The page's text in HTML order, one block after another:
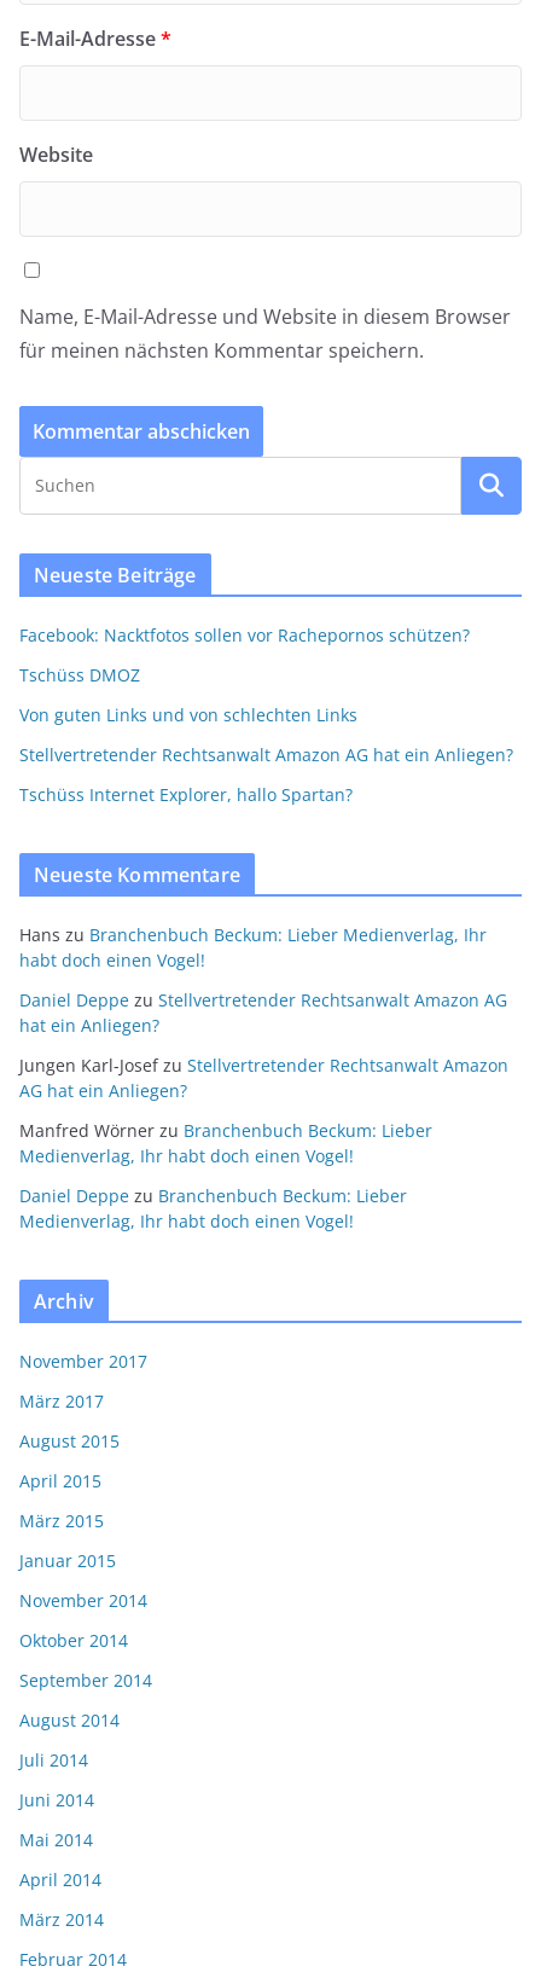
E-Mail-Adresse*
Website
Name, E-Mail-Adresse und Website in diesem Browser
für meinen nächsten Kommentar speichern.
Neueste Beiträge
Facebook: Nacktfotos sollen vor Rachepornos schützen?
Tschüss DMOZ
Von guten Links und von schlechten Links
Stellvertretender Rechtsanwalt Amazon AG hat ein Anliegen?
Tschüss Internet Explorer, hallo Spartan?
Neueste Kommentare
Hans zu Branchenbuch Beckum: Lieber Medienverlag, Ihr
habt doch einen Vogel!
Daniel Deppe zu Stellvertretender Rechtsanwalt Amazon AG
hat ein Anliegen?
Jungen Karl-Josefzu Stellvertretender Rechtsanwalt Amazon
AG hat ein Anliegen?
Manfred Wörner zu Branchenbuch Beckum: Lieber
Medienverlag, Ihr habt doch einen Vogel!
Daniel Deppe zu Branchenbuch Beckum: Lieber
Medienverlag, Ihr habt doch einen Vogel!
Archiv
November 2017
März 2017
August 2015
April 2015
März 2015
Januar 2015
November 2014
Oktober 2014
September 2014
August 2014
Juli 2014
Juni 2014
Mai 2014
April 2014
März 2014
Februar 2014